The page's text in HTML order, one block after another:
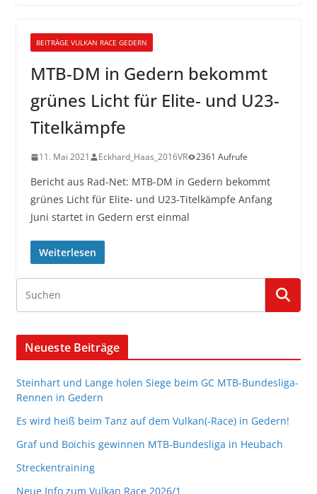
BEITRÄGE VULKAN RACE GEDERN
MTB-DM in Gedern bekommt
grünes Licht für Elite- und U23-
Titelkämpfe
11. Mai 2021 Eckhard_Haas_2016VR 2361 Aufrufe
Bericht aus Rad-Net: MTB-DM in Gedern bekommt
grünes Licht für Elite- und U23-Titelkämpfe Anfang
Juni startet in Gedern erst einmal
Weiterlesen
Neueste Beiträge
Steinhart und Lange holen Siege beim GC MTB-Bundesliga-
Rennen in Gedern
Es wird heiß beim Tanz auf dem Vulkan(-Race) in Gedern!
Graf und Boichis gewinnen MTB-Bundesliga in Heubach
Streckentraining
Neue Info zum Vulkan Race 2026/1